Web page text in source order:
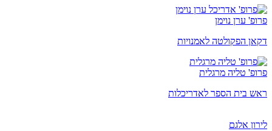
פרופ' ערן נוימן
דקאן הפקולטה לאמנויות
פרופ' טליה מרגלית
ראש בית הספר לאדריכלות
לירון אלגם